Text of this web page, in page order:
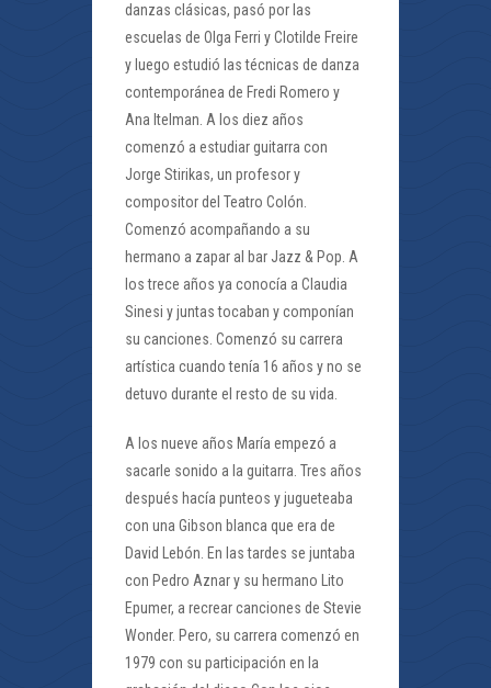
danzas clásicas, pasó por las
escuelas de Olga Ferri y Clotilde Freire
y luego estudió las técnicas de danza
contemporánea de Fredi Romero y
Ana Itelman. A los diez años
comenzó a estudiar guitarra con
Jorge Stirikas, un profesor y
compositor del Teatro Colón.
Comenzó acompañando a su
hermano a zapar al bar Jazz & Pop. A
los trece años ya conocía a Claudia
Sinesi y juntas tocaban y componían
su canciones. Comenzó su carrera
artística cuando tenía 16 años y no se
detuvo durante el resto de su vida.
A los nueve años María empezó a
sacarle sonido a la guitarra. Tres años
después hacía punteos y jugueteaba
con una Gibson blanca que era de
David Lebón. En las tardes se juntaba
con Pedro Aznar y su hermano Lito
Epumer, a recrear canciones de Stevie
Wonder. Pero, su carrera comenzó en
1979 con su participación en la